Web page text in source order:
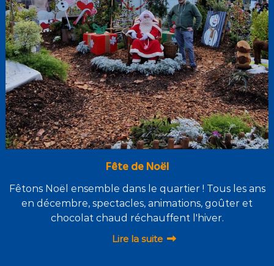
Fête de Noël
Fêtons Noël ensemble dans le quartier ! Tous les ans
en décembre, spectacles, animations, goûter et
chocolat chaud réchauffent l'hiver.
Lire la suite